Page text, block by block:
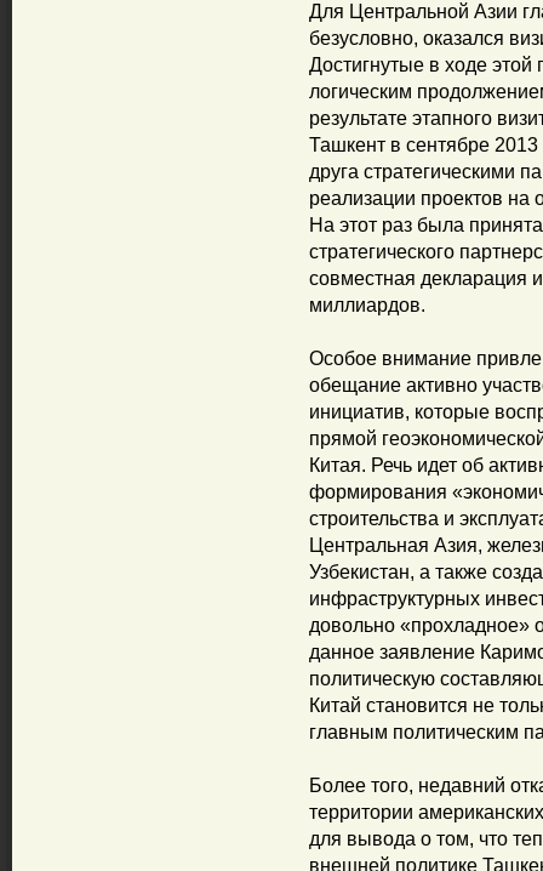
Для Центральной Азии
безусловно, оказался
Достигнутые в ходе этой
логическим
результате этапного
Ташкент в сентябре 2013
друга стратегическими
реализации проектов
На этот раз была
стратегического
совместная декларация
миллиардов.
Особое внимание
обещание активно
инициатив, которые
прямой
Китая. Речь идет об
формирования
строительства и
Центральная Азия,
Узбекистан, а также
инфраструктурных
довольно «прохладное»
данное заявление
политическую
Китай становится не
главным политическим
Более того, недавний
территории
для вывода о том, что
внешней политике